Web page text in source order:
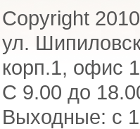
Copyright
ул.
корп.1, офис
С 9.00 до
Выходные: с